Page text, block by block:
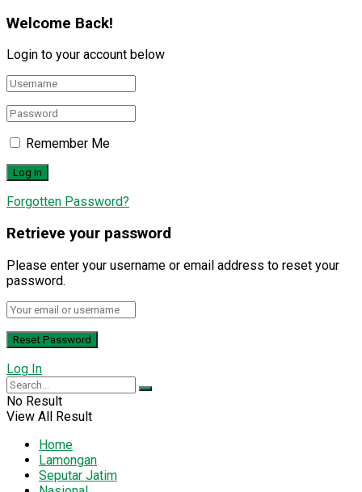
Welcome Back!
Login to your account below
Remember Me
Forgotten Password?
Retrieve your password
Please enter your username or email address to reset your
password.
Log In
No Result
View All Result
Home
Lamongan
Seputar Jatim